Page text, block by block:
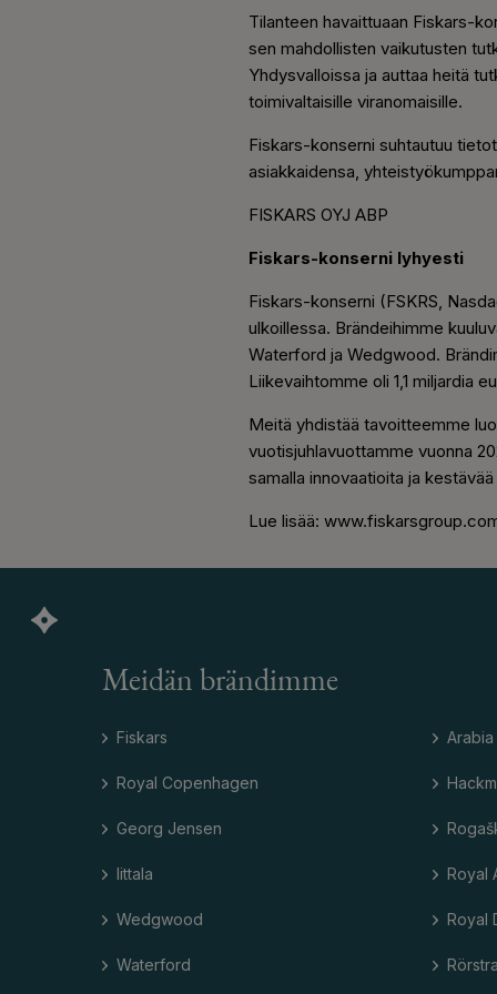
Tilanteen havaittuaan Fiskars-
sen mahdollisten vaikutusten
Yhdysvalloissa ja auttaa heitä
toimivaltaisille viranomaisille.
Fiskars-konserni suhtautuu
asiakkaidensa,
FISKARS OYJ ABP
Fiskars-konserni lyhyesti
Fiskars-konserni (FSKRS,
ulkoillessa. Brändeihimme
Waterford ja Wedgwood.
Liikevaihtomme oli 1,1 miljardia
Meitä yhdistää tavoitteemme
vuotisjuhlavuottamme vuonna
samalla innovaatioita ja
Lue lisää:
Meidän brändimme
Fiskars
Royal Copenhagen
Georg Jensen
Iittala
Wedgwood
Waterford
Arabia
Royal
Royal